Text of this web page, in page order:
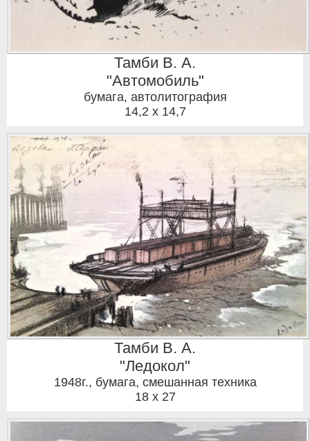
Тамби В. А.
"Автомобиль"
бумага, автолитография
14,2 x 14,7
Тамби В. А.
"Ледокол"
1948г., бумага, смешанная техника
18 x 27